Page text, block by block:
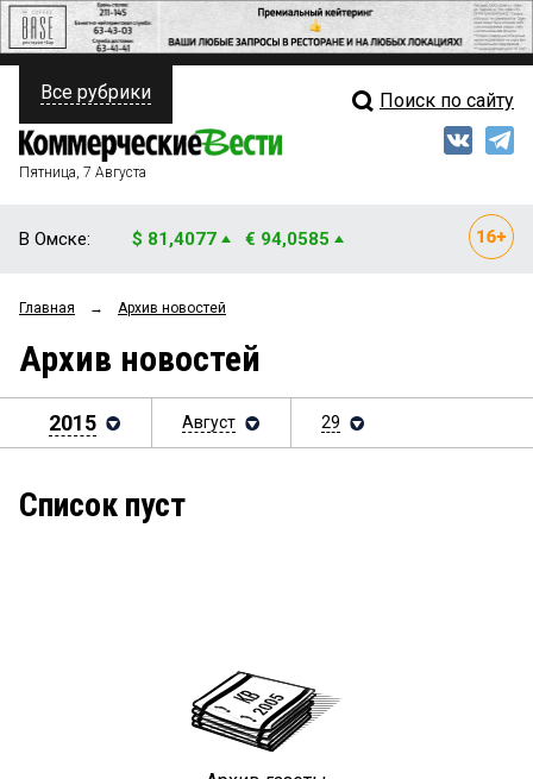
ПОЛИТИКА
ФИНАНСЫ
ОБЩЕСТВО
ЗАКОН
НОВОСТИ КОМПАНИЙ
Свежий выпуск
Блоги
Все рубрики Поиск по сайту
Пятница, 7 Августа
В Омске: $ 81,4077 € 94,0585
Главная → Архив новостей
Архив новостей
2015 Август 29
Список пуст